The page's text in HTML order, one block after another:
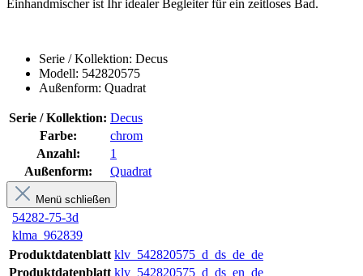
Einhandmischer ist Ihr idealer Begleiter für ein zeitloses Bad.
Serie / Kollektion: Decus
Modell: 542820575
Außenform: Quadrat
Serie / Kollektion: Decus
Farbe:
chrom
Anzahl:
1
Außenform:
Quadrat
Menü schließen
54282-75-3d
klma_962839
Produktdatenblatt klv_542820575_d_ds_de_de
Produktdatenblatt klv_542820575_d_ds_en_de